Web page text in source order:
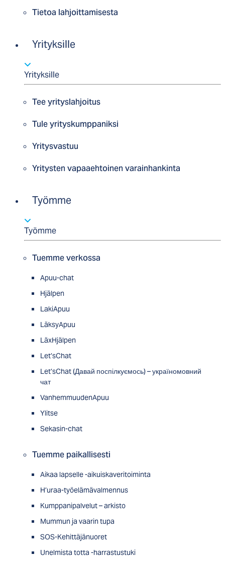
Tietoa lahjoittamisesta
Yrityksille
Yrityksille
Tee yrityslahjoitus
Tule yrityskumppaniksi
Yritysvastuu
Yritysten vapaaehtoinen varainhankinta
Työmme
Työmme
Tuemme verkossa
Apuu-chat
Hjälpen
LakiApuu
LäksyApuu
LäxHjälpen
Let’sChat
Let’sChat (Давай поспілкуємось) – україномовний
чат
VanhemmuudenApuu
Ylitse
Sekasin-chat
Tuemme paikallisesti
Aikaa lapselle -aikuiskaveritoiminta
H’uraa-työelämävalmennus
Kumppanipalvelut – arkisto
Mummun ja vaarin tupa
SOS-Kehittäjänuoret
Unelmista totta -harrastustuki